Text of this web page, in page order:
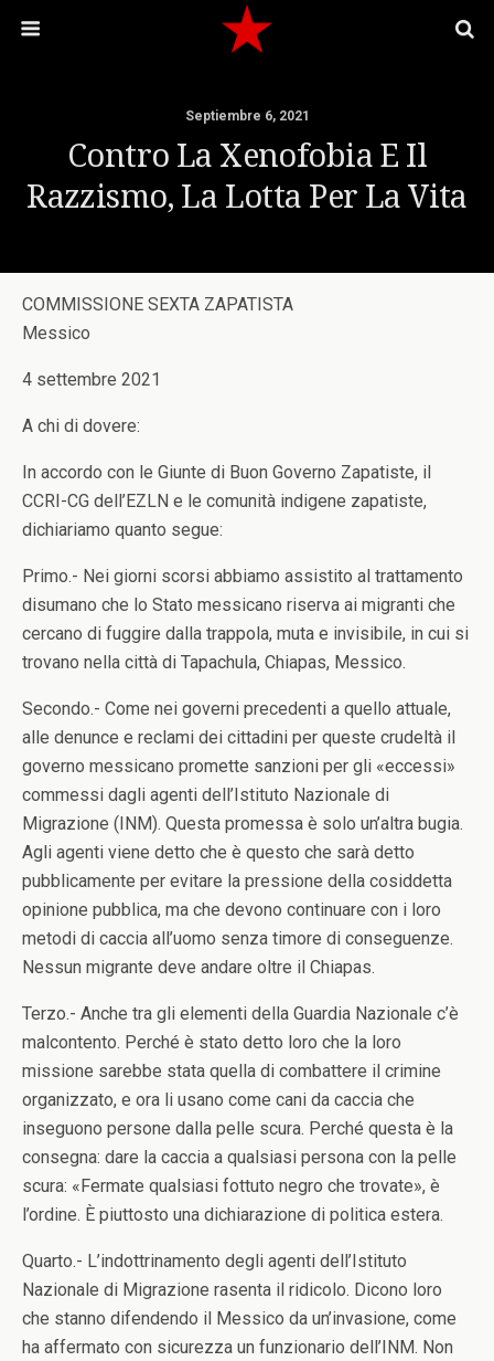
Septiembre 6, 2021
Contro La Xenofobia E Il
Razzismo, La Lotta Per La Vita
COMMISSIONE SEXTA ZAPATISTA
Messico
4 settembre 2021
A chi di dovere:
In accordo con le Giunte di Buon Governo Zapatiste, il
CCRI-CG dell’EZLN e le comunità indigene zapatiste,
dichiariamo quanto segue:
Primo.- Nei giorni scorsi abbiamo assistito al trattamento
disumano che lo Stato messicano riserva ai migranti che
cercano di fuggire dalla trappola, muta e invisibile, in cui si
trovano nella città di Tapachula, Chiapas, Messico.
Secondo.- Come nei governi precedenti a quello attuale,
alle denunce e reclami dei cittadini per queste crudeltà il
governo messicano promette sanzioni per gli «eccessi»
commessi dagli agenti dell’Istituto Nazionale di
Migrazione (INM). Questa promessa è solo un’altra bugia.
Agli agenti viene detto che è questo che sarà detto
pubblicamente per evitare la pressione della cosiddetta
opinione pubblica, ma che devono continuare con i loro
metodi di caccia all’uomo senza timore di conseguenze.
Nessun migrante deve andare oltre il Chiapas.
Terzo.- Anche tra gli elementi della Guardia Nazionale c’è
malcontento. Perché è stato detto loro che la loro
missione sarebbe stata quella di combattere il crimine
organizzato, e ora li usano come cani da caccia che
inseguono persone dalla pelle scura. Perché questa è la
consegna: dare la caccia a qualsiasi persona con la pelle
scura: «Fermate qualsiasi fottuto negro che trovate», è
l’ordine. È piuttosto una dichiarazione di politica estera.
Quarto.- L’indottrinamento degli agenti dell’Istituto
Nazionale di Migrazione rasenta il ridicolo. Dicono loro
che stanno difendendo il Messico da un’invasione, come
ha affermato con sicurezza un funzionario dell’INM. Non